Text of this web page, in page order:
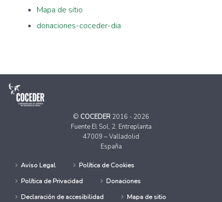
Mapa de sitio
donaciones-coceder-dia
© COCEDER 2016 - 2026
Fuente El Sol, 2. Entreplanta
47009 – Valladolid
España
Aviso Legal
Política de Cookies
Política de Privacidad
Donaciones
Declaración de accesibilidad
Mapa de sitio